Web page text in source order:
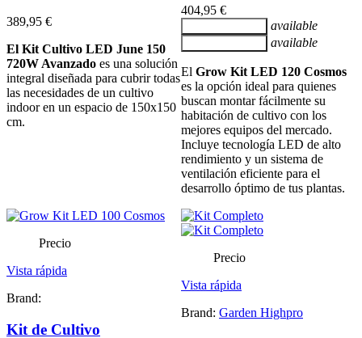
389,95 €
El Kit Cultivo LED June 150
720W Avanzado es una solución
integral diseñada para cubrir todas
las necesidades de un cultivo
indoor en un espacio de 150x150
cm.
404,95 €
available
available
El Grow Kit LED 120 Cosmos
es la opción ideal para quienes
buscan montar fácilmente su
habitación de cultivo con los
mejores equipos del mercado.
Incluye tecnología LED de alto
rendimiento y un sistema de
ventilación eficiente para el
desarrollo óptimo de tus plantas.
Precio
Vista rápida
Brand:
Kit de Cultivo
Precio
Vista rápida
Brand: Garden Highpro